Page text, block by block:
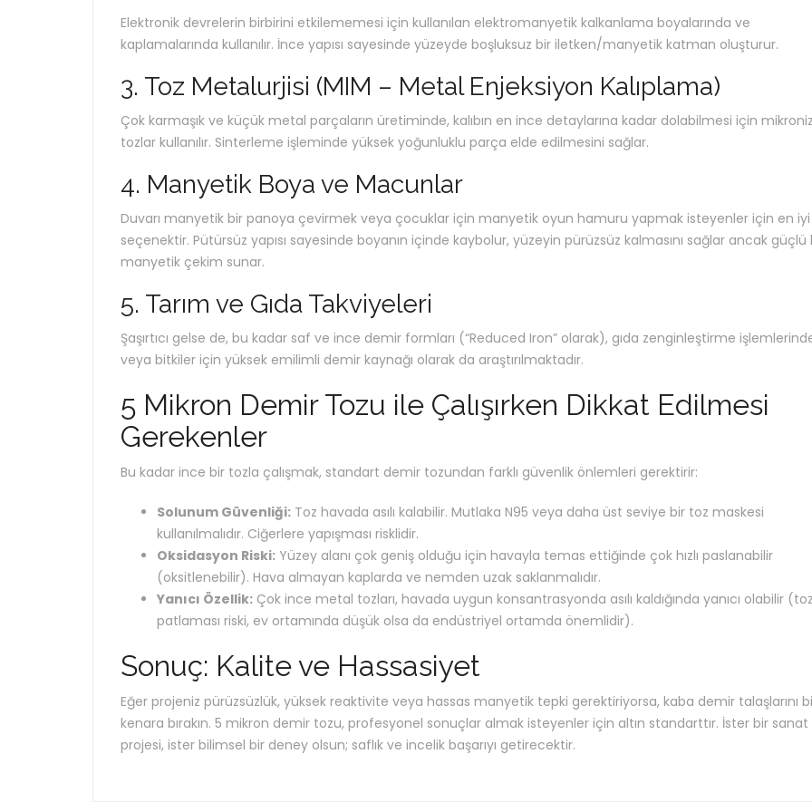
Elektronik devrelerin birbirini etkilememesi için kullanılan elektromanyetik kalkanlama boyalarında ve
kaplamalarında kullanılır. İnce yapısı sayesinde yüzeyde boşluksuz bir iletken/manyetik katman oluşturur.
3. Toz Metalurjisi (MIM – Metal Enjeksiyon Kalıplama)
Çok karmaşık ve küçük metal parçaların üretiminde, kalıbın en ince detaylarına kadar dolabilmesi için
tozlar kullanılır. Sinterleme işleminde yüksek yoğunluklu parça elde edilmesini sağlar.
4. Manyetik Boya ve Macunlar
Duvarı manyetik bir panoya çevirmek veya çocuklar için manyetik oyun hamuru yapmak isteyenler için en iyi
seçenektir. Pütürsüz yapısı sayesinde boyanın içinde kaybolur, yüzeyin pürüzsüz kalmasını sağlar ancak güçlü
manyetik çekim sunar.
5. Tarım ve Gıda Takviyeleri
Şaşırtıcı gelse de, bu kadar saf ve ince demir formları (“Reduced Iron” olarak), gıda zenginleştirme
veya bitkiler için yüksek emilimli demir kaynağı olarak da araştırılmaktadır.
5 Mikron Demir Tozu ile Çalışırken Dikkat Edilmesi
Gerekenler
Bu kadar ince bir tozla çalışmak, standart demir tozundan farklı güvenlik önlemleri gerektirir:
Solunum Güvenliği: Toz havada asılı kalabilir. Mutlaka N95 veya daha üst seviye bir toz maskesi
kullanılmalıdır. Ciğerlere yapışması risklidir.
Oksidasyon Riski: Yüzey alanı çok geniş olduğu için havayla temas ettiğinde çok hızlı paslanabilir
(oksitlenebilir). Hava almayan kaplarda ve nemden uzak saklanmalıdır.
Yanıcı Özellik: Çok ince metal tozları, havada uygun konsantrasyonda asılı kaldığında yanıcı olabilir (toz
patlaması riski, ev ortamında düşük olsa da endüstriyel ortamda önemlidir).
Sonuç: Kalite ve Hassasiyet
Eğer projeniz pürüzsüzlük, yüksek reaktivite veya hassas manyetik tepki gerektiriyorsa, kaba demir talaşlarını
kenara bırakın. 5 mikron demir tozu, profesyonel sonuçlar almak isteyenler için altın standarttır. İster bir sanat
projesi, ister bilimsel bir deney olsun; saflık ve incelik başarıyı getirecektir.